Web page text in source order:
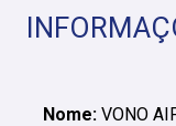
Nome: VONO